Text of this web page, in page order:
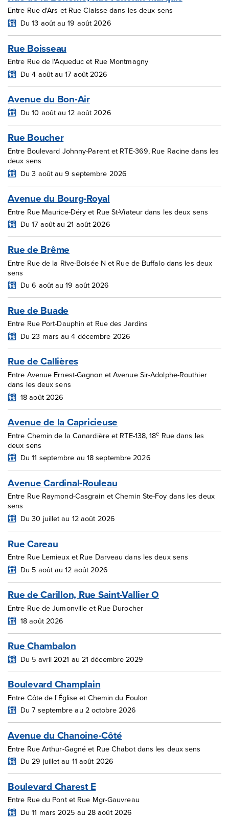
Entre Rue d'Ars et Rue Claisse dans les deux sens
Du 13 août au 19 août 2026
Rue Boisseau
Entre Rue de l'Aqueduc et Rue Montmagny
Du 4 août au 17 août 2026
Avenue du Bon-Air
Du 10 août au 12 août 2026
Rue Boucher
Entre Boulevard Johnny-Parent et RTE-369, Rue Racine dans les
deux sens
Du 3 août au 9 septembre 2026
Avenue du Bourg-Royal
Entre Rue Maurice-Déry et Rue St-Viateur dans les deux sens
Du 17 août au 21 août 2026
Rue de Brême
Entre Rue de la Rive-Boisée N et Rue de Buffalo dans les deux
sens
Du 6 août au 19 août 2026
Rue de Buade
Entre Rue Port-Dauphin et Rue des Jardins
Du 23 mars au 4 décembre 2026
Rue de Callières
Entre Avenue Ernest-Gagnon et Avenue Sir-Adolphe-Routhier
dans les deux sens
18 août 2026
Avenue de la Capricieuse
Entre Chemin de la Canardière et RTE-138, 18e Rue dans les
deux sens
Du 11 septembre au 18 septembre 2026
Avenue Cardinal-Rouleau
Entre Rue Raymond-Casgrain et Chemin Ste-Foy dans les deux
sens
Du 30 juillet au 12 août 2026
Rue Careau
Entre Rue Lemieux et Rue Darveau dans les deux sens
Du 5 août au 12 août 2026
Rue de Carillon, Rue Saint-Vallier O
Entre Rue de Jumonville et Rue Durocher
18 août 2026
Rue Chambalon
Du 5 avril 2021 au 21 décembre 2029
Boulevard Champlain
Entre Côte de l'Église et Chemin du Foulon
Du 7 septembre au 2 octobre 2026
Avenue du Chanoine-Côté
Entre Rue Arthur-Gagné et Rue Chabot dans les deux sens
Du 29 juillet au 11 août 2026
Boulevard Charest E
Entre Rue du Pont et Rue Mgr-Gauvreau
Du 11 mars 2025 au 28 août 2026